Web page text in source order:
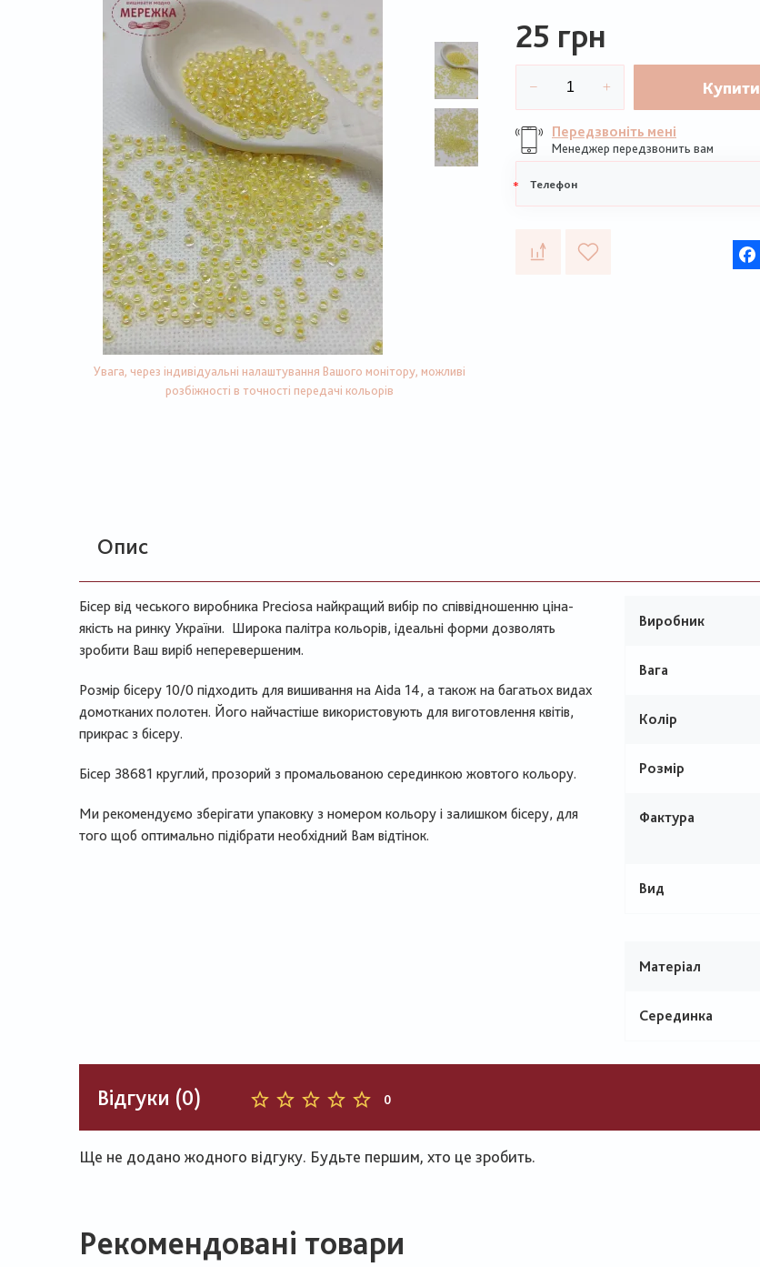
Увага, через індивідуальні налаштування Вашого монітору, можливі
розбіжності в точності передачі кольорів
25 грн
Купити
Передзвоніть мені
Менеджер передзвонить вам
телефон
Опис
Бісер від чеського виробника Preciosa найкращий вибір по співвідношенню ціна-
якість на ринку України. Широка палітра кольорів, ідеальні форми дозволять
зробити Ваш виріб неперевершеним.
Розмір бісеру 10/0 підходить для вишивання на Aida 14, а також на багатьох видах
домотканих полотен. Його найчастіше використовують для виготовлення квітів,
прикрас з бісеру.
Бісер 38681 круглий, прозорий з промальованою серединкою жовтого кольору.
Ми рекомендуємо зберігати упаковку з номером кольору і залишком бісеру, для
того щоб оптимально підібрати необхідний Вам відтінок.
Виробник
Вага
Колір
Розмір
Фактура
Вид
Матеріал
Серединка
Відгуки (0) 0
Ще не додано жодного відгуку. Будьте першим, хто це зробить.
Рекомендовані товари